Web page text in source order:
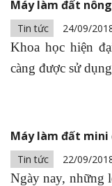
Máy làm đất
Tin tức 24/09/
Khoa học hiện
càng được sử
Máy làm đất mini
Tin tức 22/09/
Ngày nay, những